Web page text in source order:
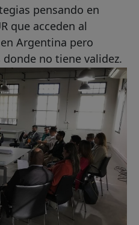
pensando en
que acceden al
Argentina pero
no tiene validez.